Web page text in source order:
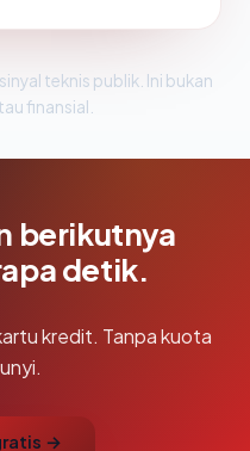
teknis publik. Ini bukan
finansial.
berikutnya
detik.
kredit. Tanpa kuota
→